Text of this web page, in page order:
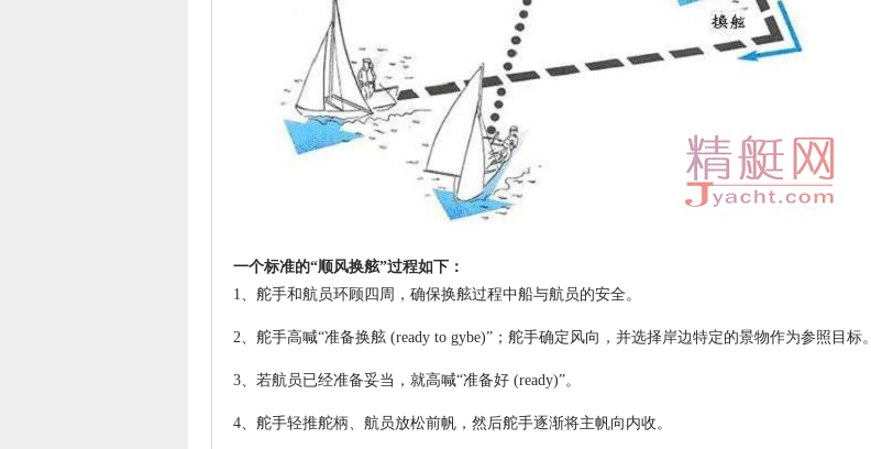
一个标准的“顺风换舷”过程如下：
1、舵手和航员环顾四周，确保换舷过程中船与航员的安全。
2、舵手高喊“准备换舷 (ready to gybe)”；舵手确定风向，并选择岸边特定的景物作为参照目标。
3、若航员已经准备妥当，就高喊“准备好 (ready)”。
4、舵手轻推舵柄、航员放松前帆，然后舵手逐渐将主帆向内收。